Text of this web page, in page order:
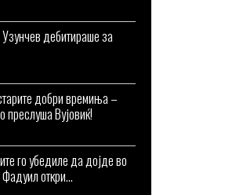
дебитираше за
добри времиња –
преслуша Вујовиќ!
го убедиле да дојде во
откри...